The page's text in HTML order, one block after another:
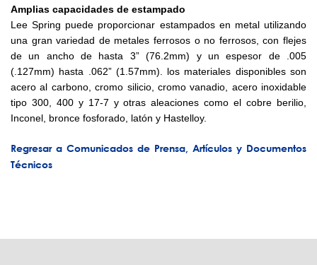
Amplias capacidades de estampado
Lee Spring puede proporcionar estampados en metal utilizando
una gran variedad de metales ferrosos o no ferrosos, con flejes
de un ancho de hasta 3” (76.2mm) y un espesor de .005
(.127mm) hasta .062” (1.57mm). los materiales disponibles son
acero al carbono, cromo silicio, cromo vanadio, acero inoxidable
tipo 300, 400 y 17-7 y otras aleaciones como el cobre berilio,
Inconel, bronce fosforado, latón y Hastelloy.
Regresar a Comunicados de Prensa, Artículos y Documentos
Técnicos